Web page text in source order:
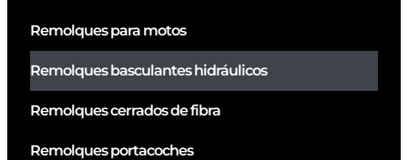
Remolques para motos
Remolques basculantes hidráulicos
Remolques cerrados de fibra
Remolques portacoches